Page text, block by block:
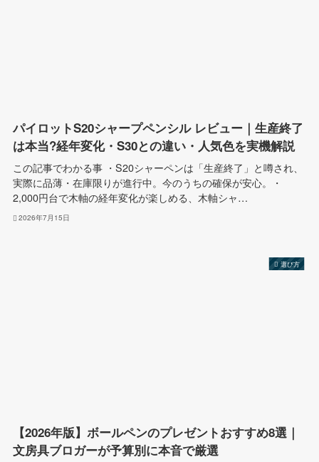
パイロットS20シャープペンシル レビュー｜生産終了
は本当?経年変化・S30との違い・人気色を実機解説
この記事でわかる事 ・S20シャーペンは「生産終了」と噂され、
実際に品薄・在庫限りが進行中。今のうちの確保が安心。・
2,000円台で木軸の経年変化が楽しめる、木軸シャ…
2026年7月15日
選び方
【2026年版】ボールペンのプレゼントおすすめ8選｜
文房具ブロガーが予算別に本音で厳選